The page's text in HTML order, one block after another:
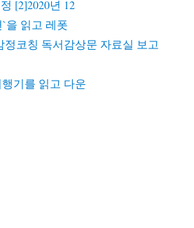
[2]2020년 12
을 읽고 레폿
정코칭 독서감상문 자료실 보고
기를 읽고 다운